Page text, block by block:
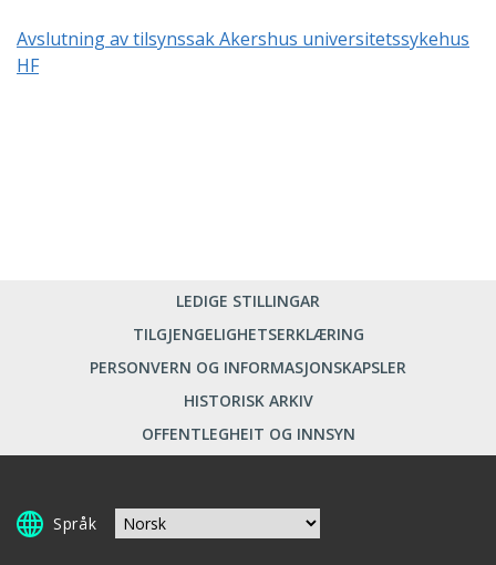
Avslutning av tilsynssak Akershus universitetssykehus
HF
LEDIGE STILLINGAR
TILGJENGELIGHETSERKLÆRING
PERSONVERN OG INFORMASJONSKAPSLER
HISTORISK ARKIV
OFFENTLEGHEIT OG INNSYN
Språk